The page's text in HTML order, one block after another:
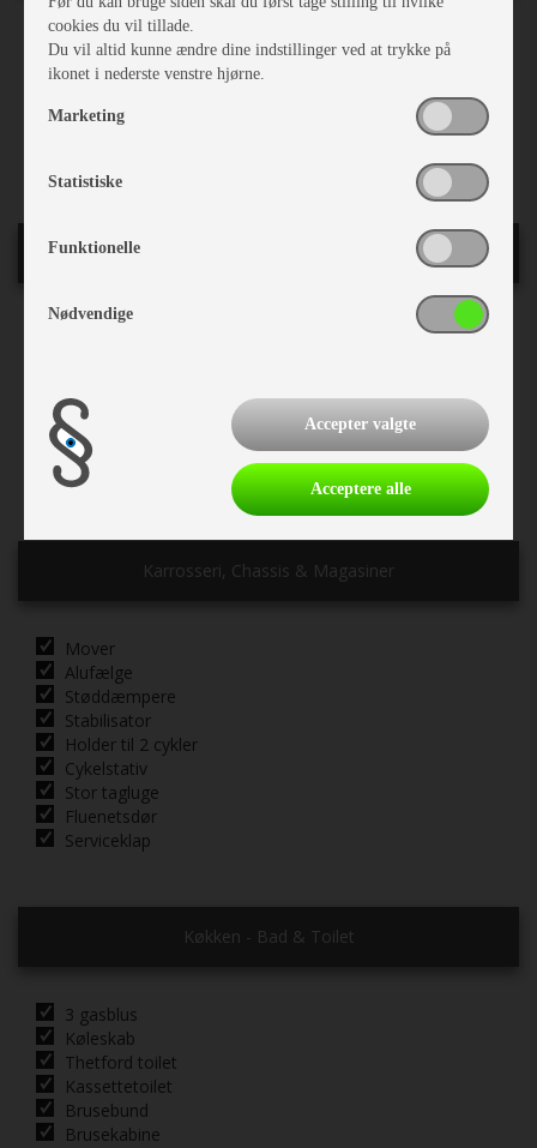
Ejerforhold: Egen
Stel nr.: ZY1EAA31010050416
Reg. 1. gang: 01-08-2022
Bredde i cm.:
Hæve/sænkebord
Rundsiddegruppe
Gulvtæppe
Kassettegardiner
Karrosseri, Chassis & Magasiner
Mover
Alufælge
Støddæmpere
Stabilisator
Holder til 2 cykler
Cykelstativ
Stor tagluge
Fluenetsdør
Serviceklap
Køkken - Bad & Toilet
3 gasblus
Køleskab
Thetford toilet
Kassettetoilet
Brusebund
Brusekabine
cookies du vil tillade.
Du vil altid kunne ændre dine indstillinger ved at trykke på
ikonet i nederste venstre hjørne.
Marketing
Statistiske
Funktionelle
Nødvendige
Accepter valgte
Acceptere alle